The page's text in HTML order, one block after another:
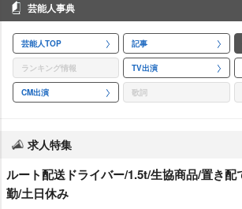
芸能人事典
芸能人TOP 記事
ランキング情報 TV出演
CM出演 歌詞
求人特集
ルート配送ドライバー/1.5t/生協商品/置き配
勤/土日休み